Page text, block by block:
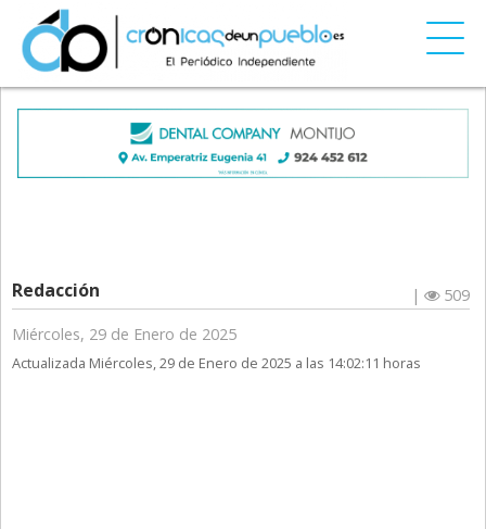
Redacción |
509
Miércoles, 29 de Enero de 2025
Actualizada Miércoles, 29 de Enero de 2025 a las 14:02:11 horas